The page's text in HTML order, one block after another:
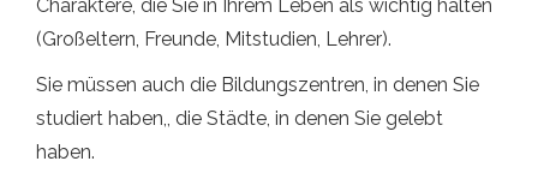
Charaktere, die Sie in Ihrem Leben als wichtig halten
(Großeltern, Freunde, Mitstudien, Lehrer).
Sie müssen auch die Bildungszentren, in denen Sie
studiert haben,, die Städte, in denen Sie gelebt
haben.